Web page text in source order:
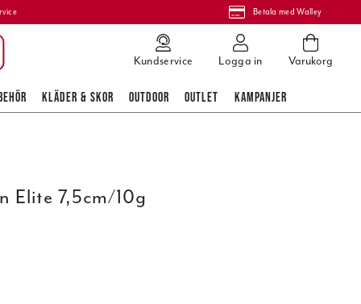
Betala med Walley
Kundservice Logga in Varukorg
KLÄDER & SKOR OUTDOOR OUTLET KAMPANJER
Elite 7,5cm/10g